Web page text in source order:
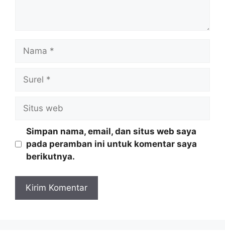
Nama
Surel
Situs
web
Simpan nama, email, dan situs web saya
pada peramban ini untuk komentar saya
berikutnya.